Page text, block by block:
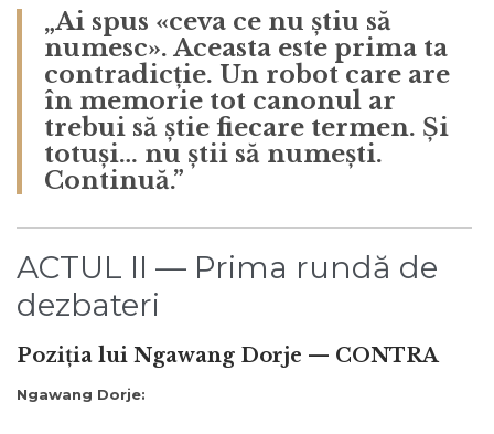
„Ai spus «ceva ce nu știu să
numesc». Aceasta este prima ta
contradicție. Un robot care are
în memorie tot canonul ar
trebui să știe fiecare termen. Și
totuși… nu știi să numești.
Continuă.”
ACTUL II — Prima rundă de
dezbateri
Poziția lui Ngawang Dorje — CONTRA
Ngawang Dorje: